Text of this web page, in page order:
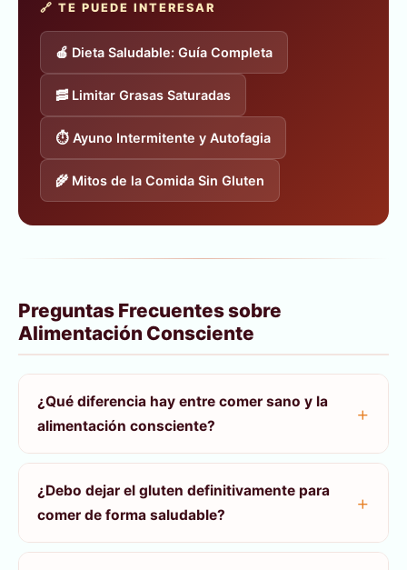
🔗 TE PUEDE INTERESAR
🍎 Dieta Saludable: Guía Completa
🥓 Limitar Grasas Saturadas
⏱️ Ayuno Intermitente y Autofagia
🌾 Mitos de la Comida Sin Gluten
Preguntas Frecuentes sobre
Alimentación Consciente
¿Qué diferencia hay entre comer sano y la
alimentación consciente?
¿Debo dejar el gluten definitivamente para
comer de forma saludable?